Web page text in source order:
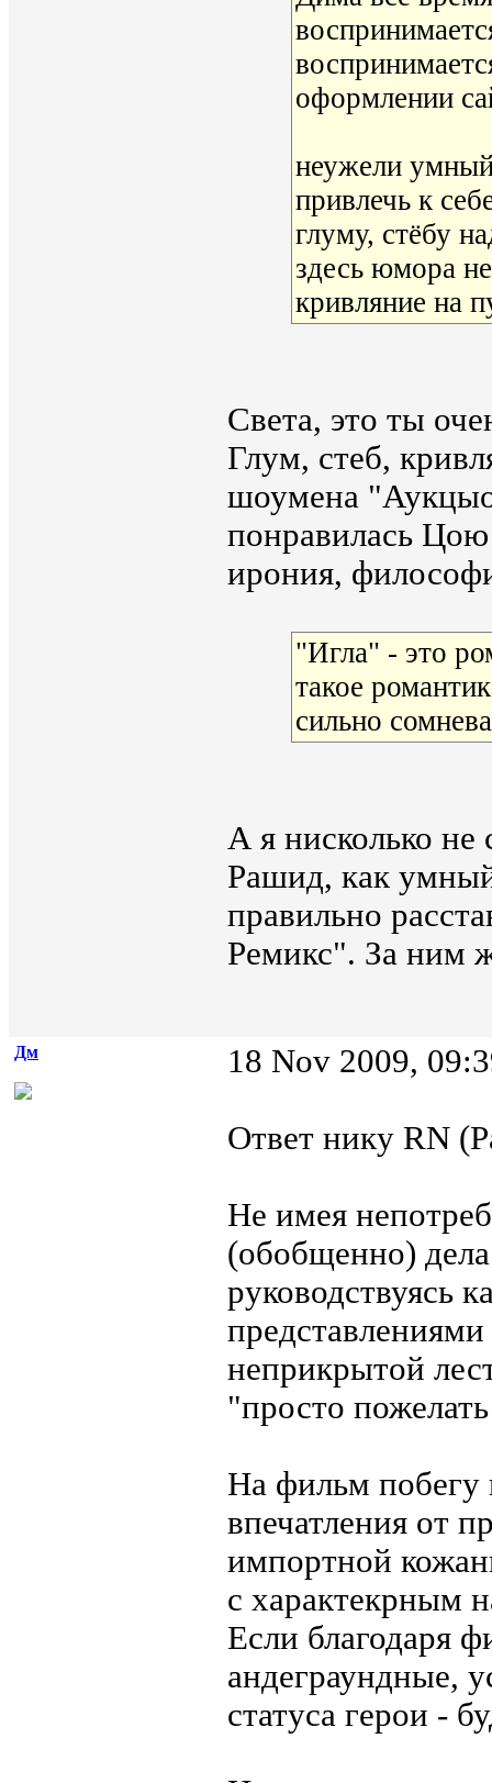
оформлении
неужели
привлечь к
глуму, стёбу
здесь юмора
кривляние на
Света, это ты
Глум, стеб,
шоумена
понравилась
ирония,
"Игла" - это
такое
сильно
А я нисколько не
Рашид, как
правильно
Ремикс". За ним
Дм 18 Nov 2009,
Ответ нику RN
Не имея
(обобщенно)
руководствуясь
неприкрытой
"просто
На фильм побегу
впечатления от
импортной
с характекрным
Если благодаря
андеграундные,
статуса герои -